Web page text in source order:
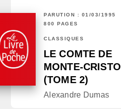
PARUTION : 01/03/1995
800 PAGES
CLASSIQUES
LE COMTE DE
MONTE-CRISTO
(TOME 2)
Alexandre Dumas